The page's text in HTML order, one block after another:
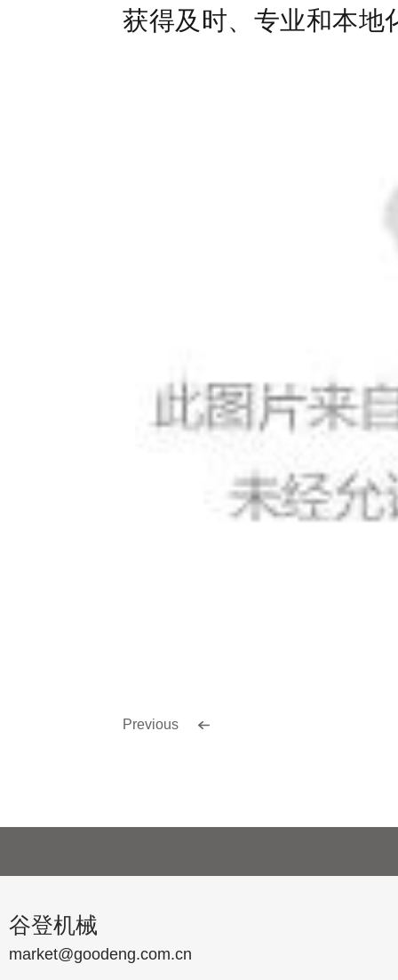
获得及时、专业和本地
Previous
谷登机械
market@goodeng.com.cn